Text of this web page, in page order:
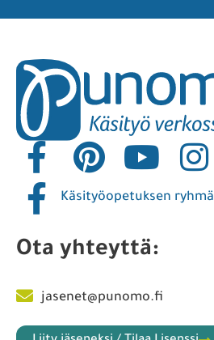
Käsityöopetuksen ryhmä
Ota yhteyttä:
jasenet@punomo.fi